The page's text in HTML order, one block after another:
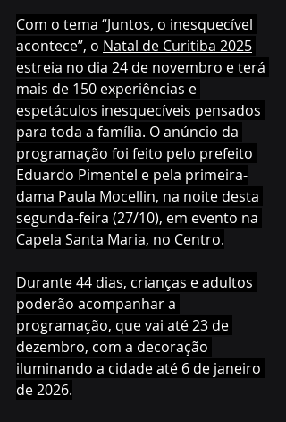
Com o tema “Juntos, o inesquecível
acontece”, o Natal de Curitiba 2025
estreia no dia 24 de novembro e terá
mais de 150 experiências e
espetáculos inesquecíveis pensados
para toda a família. O anúncio da
programação foi feito pelo prefeito
Eduardo Pimentel e pela primeira-
dama Paula Mocellin, na noite desta
segunda-feira (27/10), em evento na
Capela Santa Maria, no Centro.
Durante 44 dias, crianças e adultos
poderão acompanhar a
programação, que vai até 23 de
dezembro, com a decoração
iluminando a cidade até 6 de janeiro
de 2026.